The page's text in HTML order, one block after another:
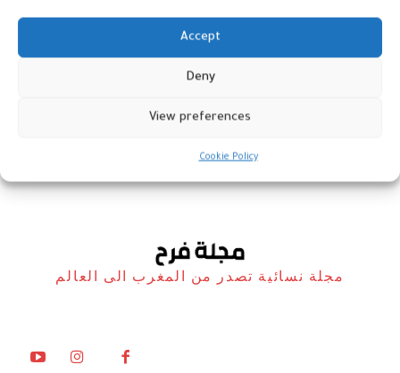
Accept
Deny
View preferences
Cookie Policy
الاجتماعات السنوية لصندوق النقد
مجلة نسائية تصدر من المغرب الى العالم